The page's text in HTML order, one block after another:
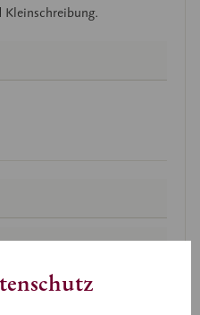
Kleinschreibung.